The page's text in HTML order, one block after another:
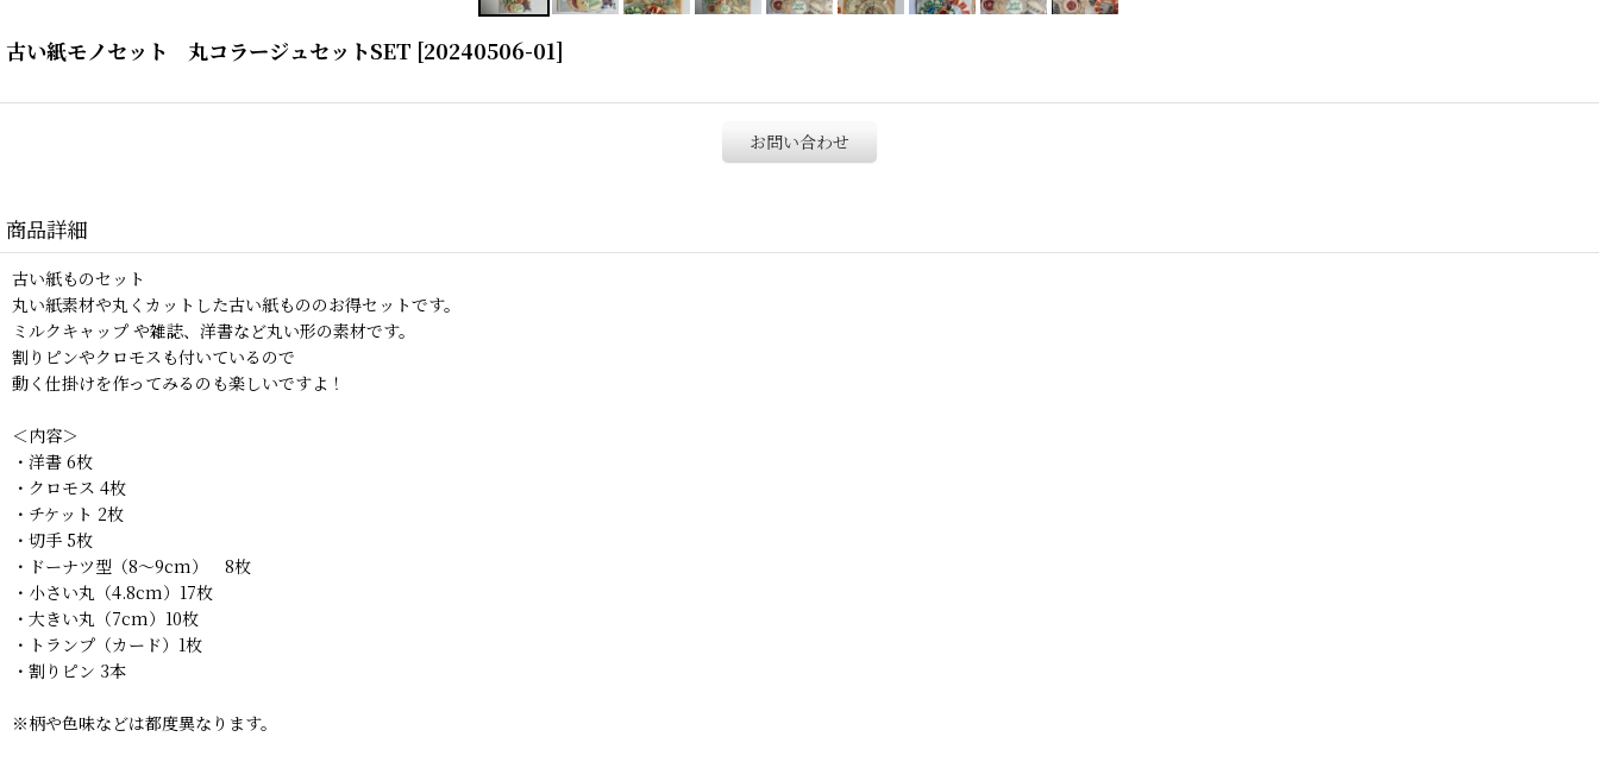
古い紙モノセット 丸コラージュセットSET [20240506-01]
お問い合わせ
商品詳細
古い紙ものセット
丸い紙素材や丸くカットした古い紙もののお得セットです。
ミルクキャップ や雑誌、洋書など丸い形の素材です。
割りピンやクロモスも付いているので
動く仕掛けを作ってみるのも楽しいですよ！
＜内容＞
・洋書 6枚
・クロモス 4枚
・チケット 2枚
・切手 5枚
・ドーナツ型（8〜9cm） 8枚
・小さい丸（4.8cm）17枚
・大きい丸（7cm）10枚
・トランプ（カード）1枚
・割りピン 3本
※柄や色味などは都度異なります。